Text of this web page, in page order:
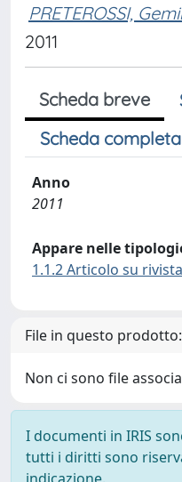
PRETEROSSI,
2011
Scheda breve
Scheda
Anno
2011
Appare nelle
1.1.2 Articolo su
File in questo prodotto:
Non ci sono file
I documenti in IRIS
tutti i diritti sono